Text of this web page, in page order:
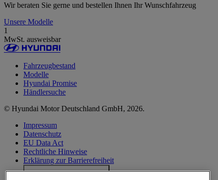
Wir beraten Sie gerne und bestellen Ihnen Ihr Wunschfahrzeug
Unsere Modelle
1
MwSt. ausweisbar
Fahrzeugbestand
Modelle
Hyundai Promise
Händlersuche
© Hyundai Motor Deutschland GmbH, 2026.
Impressum
Datenschutz
EU Data Act
Rechtliche Hinweise
Erklärung zur Barrierefreiheit